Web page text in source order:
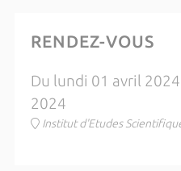
RENDEZ-VOUS
Du lundi 01 avril
2024
Institut d'Etudes